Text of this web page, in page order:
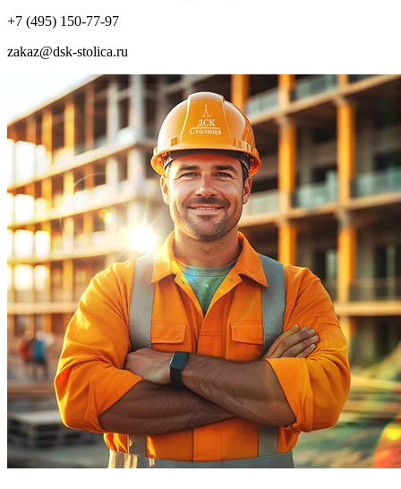
+7 (495) 150-77-97
zakaz@dsk-stolica.ru